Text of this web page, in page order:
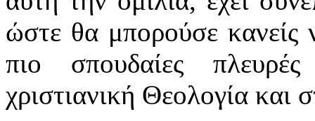
ώστε θα μπορούσε κανείς
πιο σπουδαίες
χριστιανική Θεολογία και